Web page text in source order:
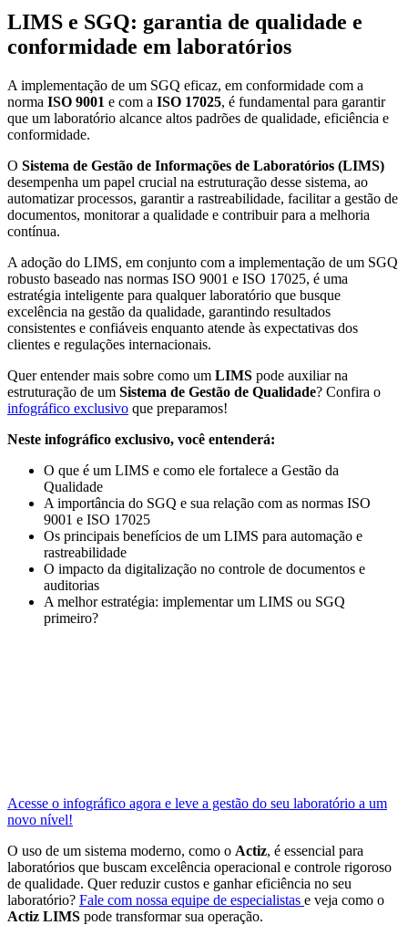
LIMS e SGQ: garantia de qualidade e
conformidade em laboratórios
A implementação de um SGQ eficaz, em conformidade com a
norma ISO 9001 e com a ISO 17025, é fundamental para garantir
que um laboratório alcance altos padrões de qualidade, eficiência e
conformidade.
O Sistema de Gestão de Informações de Laboratórios (LIMS)
desempenha um papel crucial na estruturação desse sistema, ao
automatizar processos, garantir a rastreabilidade, facilitar a gestão de
documentos, monitorar a qualidade e contribuir para a melhoria
contínua.
A adoção do LIMS, em conjunto com a implementação de um SGQ
robusto baseado nas normas ISO 9001 e ISO 17025, é uma
estratégia inteligente para qualquer laboratório que busque
excelência na gestão da qualidade, garantindo resultados
consistentes e confiáveis enquanto atende às expectativas dos
clientes e regulações internacionais.
Quer entender mais sobre como um LIMS pode auxiliar na
estruturação de um Sistema de Gestão de Qualidade? Confira o
infográfico exclusivo que preparamos!
Neste infográfico exclusivo, você entenderá:
O que é um LIMS e como ele fortalece a Gestão da
Qualidade
A importância do SGQ e sua relação com as normas ISO
9001 e ISO 17025
Os principais benefícios de um LIMS para automação e
rastreabilidade
O impacto da digitalização no controle de documentos e
auditorias
A melhor estratégia: implementar um LIMS ou SGQ
primeiro?
Acesse o infográfico agora e leve a gestão do seu laboratório a um
novo nível!
O uso de um sistema moderno, como o Actiz, é essencial para
laboratórios que buscam excelência operacional e controle rigoroso
de qualidade. Quer reduzir custos e ganhar eficiência no seu
laboratório? Fale com nossa equipe de especialistas e veja como o
Actiz LIMS pode transformar sua operação.